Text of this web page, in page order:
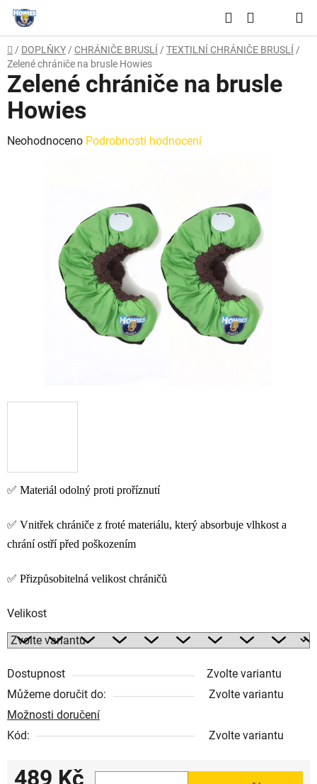
Přejít
obsah
Hledat
KOŠÍK
Domů
/ DOPLŇKY / CHRÁNIČE BRUSLÍ / TEXTILNÍ CHRÁNIČE BRUSLÍ /
Zelené chrániče na brusle Howies
✅ Materiál odolný proti proříznutí
✅ Vnitřek chrániče z froté materiálu, který absorbuje vlhkost a
chrání ostří před poškozením
✅ Přizpůsobitelná velikost chráničů
Velikost
Dostupnost
Zvolte variantu
Můžeme doručit do:
Zvolte variantu
Možnosti doručení
Kód:
Zvolte variantu
489 Kč
Zelené chrániče na brusle
Howies
Průměrné
Neohodnoceno Podrobnosti hodnocení